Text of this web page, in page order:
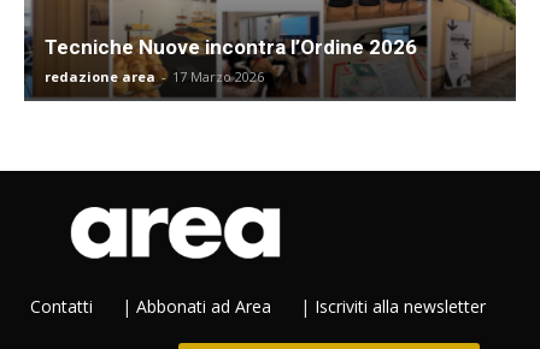
Tecniche Nuove incontra l’Ordine 2026
redazione area - 17 Marzo 2026
Contatti | Abbonati ad Area | Iscriviti alla newsletter